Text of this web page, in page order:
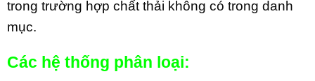
trong trường hợp chất thải không có trong danh
mục.
Các hệ thống phân loại: